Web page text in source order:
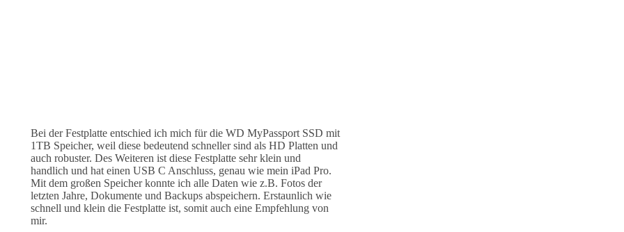
Bei der Festplatte entschied ich mich für die WD MyPassport SSD mit
1TB Speicher, weil diese bedeutend schneller sind als HD Platten und
auch robuster. Des Weiteren ist diese Festplatte sehr klein und
handlich und hat einen USB C Anschluss, genau wie mein iPad Pro.
Mit dem großen Speicher konnte ich alle Daten wie z.B. Fotos der
letzten Jahre, Dokumente und Backups abspeichern. Erstaunlich wie
schnell und klein die Festplatte ist, somit auch eine Empfehlung von
mir.